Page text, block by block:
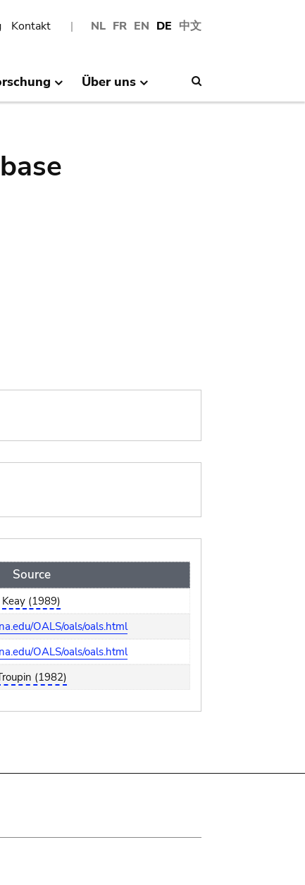
NL FR EN DE 中文
Kontakt
Über uns
Source
Keay (1989)
OALS/oals/oals.html
OALS/oals/oals.html
(1982)